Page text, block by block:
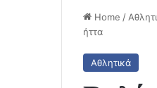
Home /
ήττα
Αθλητικά